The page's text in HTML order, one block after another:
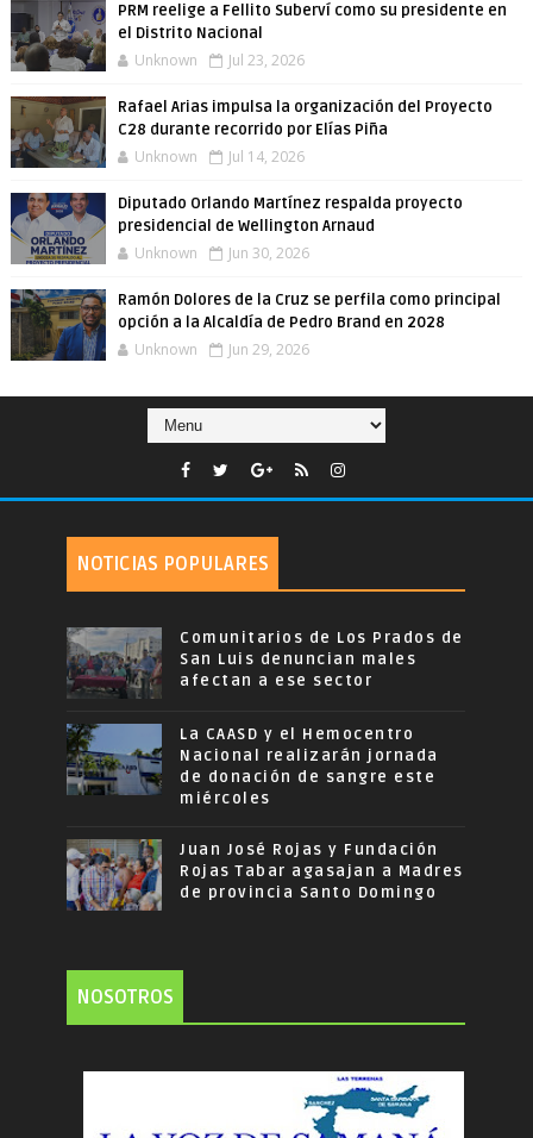
PRM reelige a Fellito Suberví como su presidente en
el Distrito Nacional
Unknown Jul 23, 2026
Rafael Arias impulsa la organización del Proyecto
C28 durante recorrido por Elías Piña
Unknown Jul 14, 2026
Diputado Orlando Martínez respalda proyecto
presidencial de Wellington Arnaud
Unknown Jun 30, 2026
Ramón Dolores de la Cruz se perfila como principal
opción a la Alcaldía de Pedro Brand en 2028
Unknown Jun 29, 2026
NOTICIAS POPULARES
Comunitarios de Los Prados de
San Luis denuncian males
afectan a ese sector
La CAASD y el Hemocentro
Nacional realizarán jornada
de donación de sangre este
miércoles
Juan José Rojas y Fundación
Rojas Tabar agasajan a Madres
de provincia Santo Domingo
NOSOTROS